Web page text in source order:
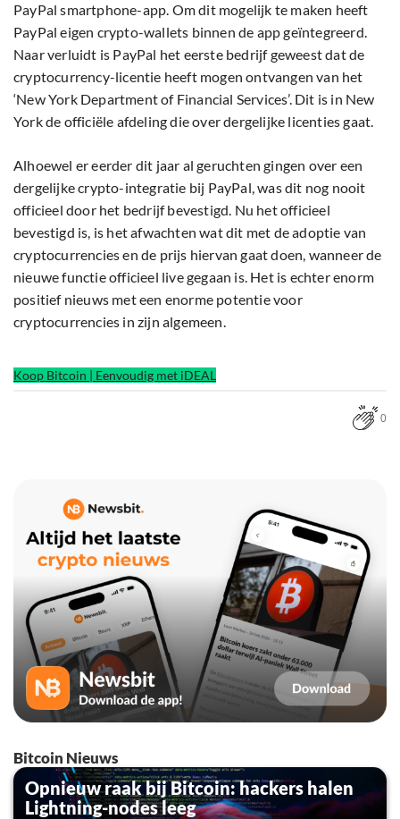
PayPal smartphone-app. Om dit mogelijk te maken heeft
PayPal eigen crypto-wallets binnen de app geïntegreerd.
Naar verluidt is PayPal het eerste bedrijf geweest dat de
cryptocurrency-licentie heeft mogen ontvangen van het
‘New York Department of Financial Services’. Dit is in New
York de officiële afdeling die over dergelijke licenties gaat.
Alhoewel er eerder dit jaar al geruchten gingen over een
dergelijke crypto-integratie bij PayPal, was dit nog nooit
officieel door het bedrijf bevestigd. Nu het officieel
bevestigd is, is het afwachten wat dit met de adoptie van
cryptocurrencies en de prijs hiervan gaat doen, wanneer de
nieuwe functie officieel live gegaan is. Het is echter enorm
positief nieuws met een enorme potentie voor
cryptocurrencies in zijn algemeen.
Koop Bitcoin | Eenvoudig met iDEAL
0
Bitcoin Nieuws
Opnieuw raak bij Bitcoin: hackers halen
Lightning-nodes leeg